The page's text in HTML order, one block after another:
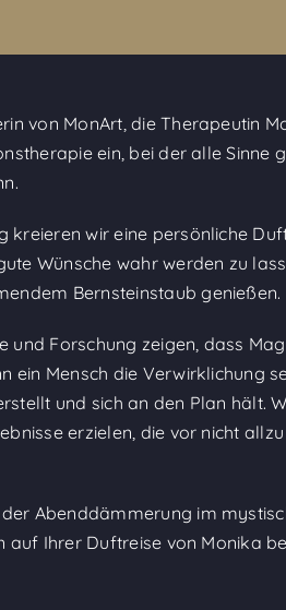
von MonArt, die Therapeutin
ein, bei der alle Sinne
kreieren wir eine persönliche
Wünsche wahr werden zu
Bernsteinstaub genießen.
und Forschung zeigen, dass
ein Mensch die Verwirklichung
und sich an den Plan hält.
erzielen, die vor nicht
Abenddämmerung im
auf Ihrer Duftreise von Monika